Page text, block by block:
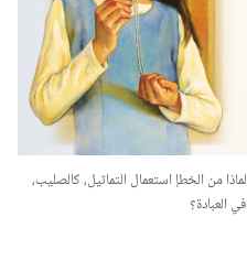
لماذا من الخطإ استعمال التماثيل،‏ كالصليب،‏
في العبادة؟‏